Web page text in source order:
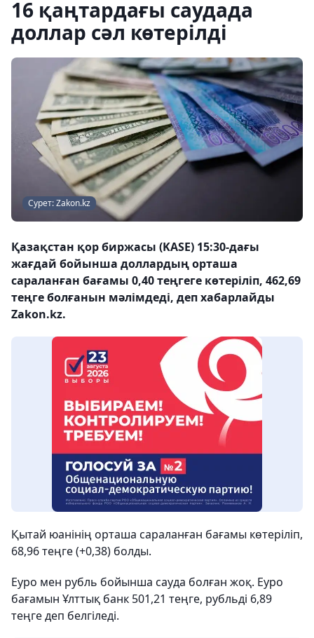
16 қаңтардағы саудада
доллар сәл көтерілді
Сурет: Zakon.kz
Қазақстан қор биржасы (KASE) 15:30-дағы
жағдай бойынша доллардың орташа
сараланған бағамы 0,40 теңгеге көтеріліп, 462,69
теңге болғанын мәлімдеді, деп хабарлайды
Zakon.kz.
Қытай юанінің орташа сараланған бағамы көтеріліп,
68,96 теңге (+0,38) болды.
Еуро мен рубль бойынша сауда болған жоқ. Еуро
бағамын Ұлттық банк 501,21 теңге, рубльді 6,89
теңге деп белгіледі.